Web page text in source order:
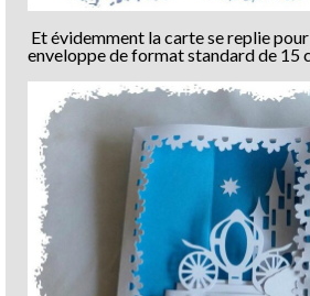
Et évidemment la carte se replie
enveloppe de format standard de 15